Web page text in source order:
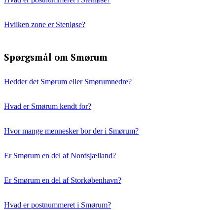
Hvilken zone er Stenløse?
Spørgsmål om Smørum
Hedder det Smørum eller Smørumnedre?
Hvad er Smørum kendt for?
Hvor mange mennesker bor der i Smørum?
Er Smørum en del af Nordsjælland?
Er Smørum en del af Storkøbenhavn?
Hvad er postnummeret i Smørum?